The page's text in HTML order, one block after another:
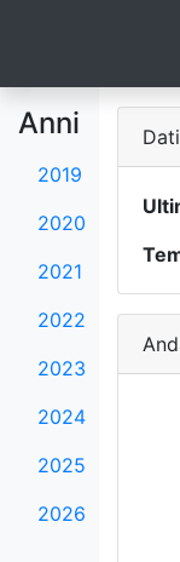
Anni
2019
2020
2021
2022
2023
2024
2025
2026